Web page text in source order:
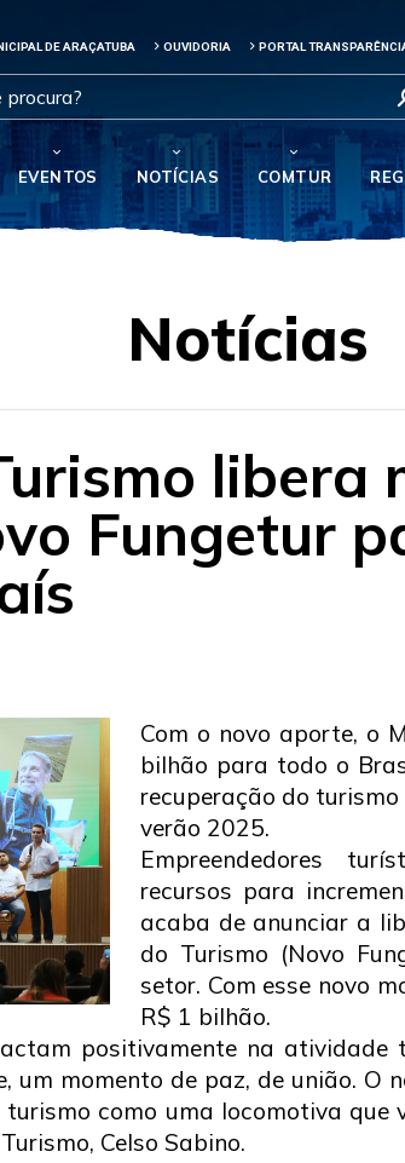
DE ARAÇATUBA OUVIDORIA PORTAL
EVENTOS NOTÍCIAS COMTUR
Notícias
libera
Fungetur
Com o novo aporte, o
bilhão para todo o
recuperação do
verão 2025.
Empreendedores
recursos para
acaba de anunciar a
do Turismo (Novo
setor. Com esse novo
R$ 1 bilhão.
positivamente na
um momento de paz, de união.
como uma locomotiva que
Celso Sabino.